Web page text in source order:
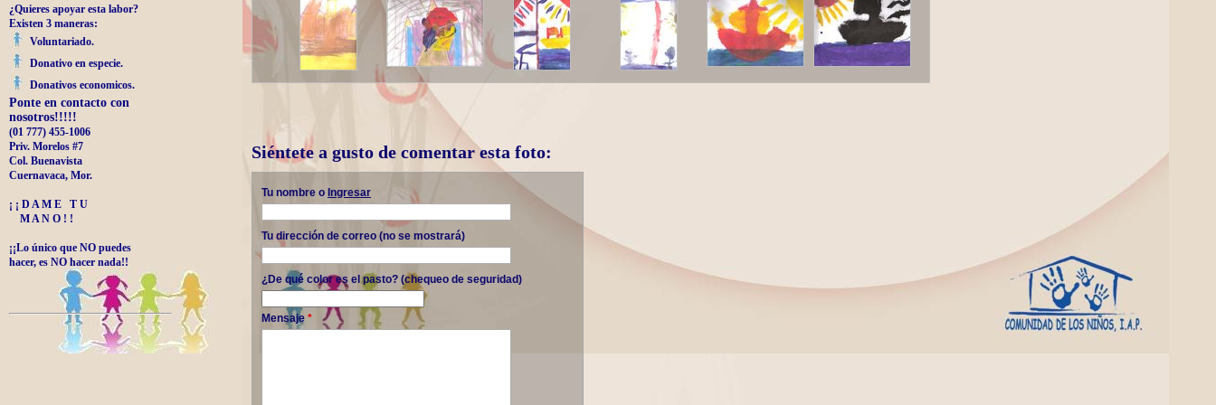
¿Quieres apoyar esta labor?
Existen 3 maneras:
Voluntariado.
Donativo en especie.
Donativos economicos.
Ponte en contacto con
nosotros!!!!!
(01 777) 455-1006
Priv. Morelos #7
Col. Buenavista
Cuernavaca, Mor.
¡ ¡ D A M E T U
M A N O ! !
¡¡Lo único que NO puedes
hacer, es NO hacer nada!!
Siéntete a gusto de comentar esta foto:
Tu nombre o Ingresar
Tu dirección de correo (no se mostrará)
¿De qué color es el pasto? (chequeo de seguridad)
Mensaje *